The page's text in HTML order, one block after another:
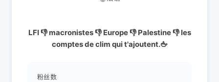
LFI 👎 macronistes 👎 Europe 👎 Palestine 👎 les
comptes de clim qui t'ajoutent.🖕
粉丝数